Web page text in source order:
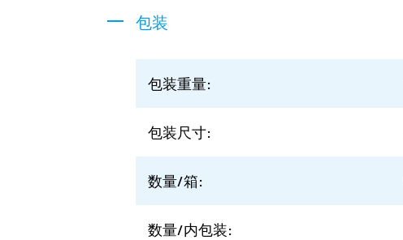
包装
包装重量:
包装尺寸:
数量/箱:
数量/内包装: